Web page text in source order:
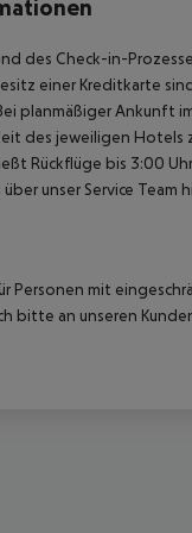
des Check-in-
einer Kreditkarte
planmäßiger Ankunft
des jeweiligen Hotels
Rückflüge bis 3:00
unser Service Team
Personen mit
bitte an unseren